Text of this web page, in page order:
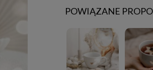
POWIĄZANE